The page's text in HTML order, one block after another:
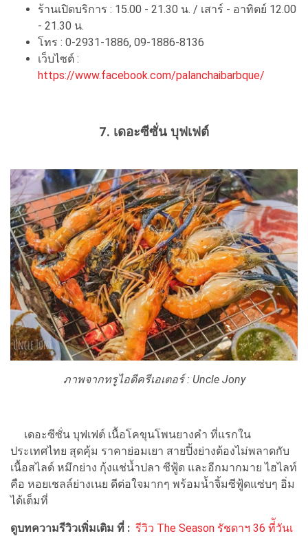
ร้านเปิดบริการ : 15.00 - 21.30 น. / เสาร์ - อาทิตย์ 12.00
- 21.30 น.
โทร : 0-2931-1886, 09-1886-8136
เว็บไซต์ :
https://www.facebook.com/palanchaibarbque/
7. เดอะซีซั่น บุฟเฟต์
ภาพจากทรูไอดีครีเอเตอร์ : Uncle Jony
เดอะซีซั่น บุฟเฟต์ เนื้อโคขุนโพนยางคำ ที่แรกใน
ประเทศไทย สุดคุ้ม ราคาย่อมเยา สายปิ้งย่างต้องไม่พลาดกับ
เนื้อสไลด์ หมึกย่าง กุ้งแช่น้ำปลา ซีฟู้ด และอีกมากมาย ไฮไลท์
คือ หอยเชลล์ย่างเนย ดีต่อใจมากๆ พร้อมน้ำจิ้มซีฟู้ดแซ่บๆ อิ่ม
ได้เต็มที่
ดูบทความรีวิวเพิ่มเติม ที่ : รีวิว The Season รัชดาฯ 36 ที่ัวันเ